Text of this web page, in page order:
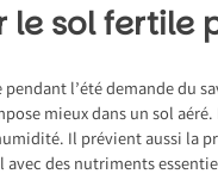
le sol fertile
l’été demande du
mieux dans un sol
Il prévient aussi la
des nutriments